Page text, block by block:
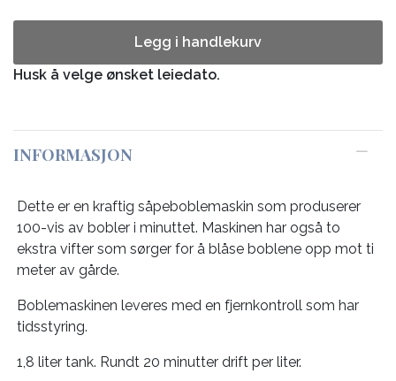
Legg i handlekurv
Husk å velge ønsket leiedato.
INFORMASJON
Dette er en kraftig såpeboblemaskin som produserer
100-vis av bobler i minuttet. Maskinen har også to
ekstra vifter som sørger for å blåse boblene opp mot ti
meter av gårde.
Boblemaskinen leveres med en fjernkontroll som har
tidsstyring.
1,8 liter tank. Rundt 20 minutter drift per liter.